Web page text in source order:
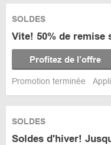
SOLDES
Vite! 50% de
Profitez de l’offre
Promotion terminée
SOLDES
Soldes d'hiver!